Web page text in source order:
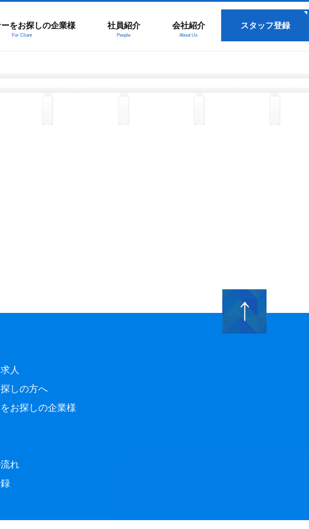
をお探しの企業様
For Cliant
社員紹介
People
会社紹介
About Us
スタッフ登録
人
しの方へ
お探しの企業様
れ